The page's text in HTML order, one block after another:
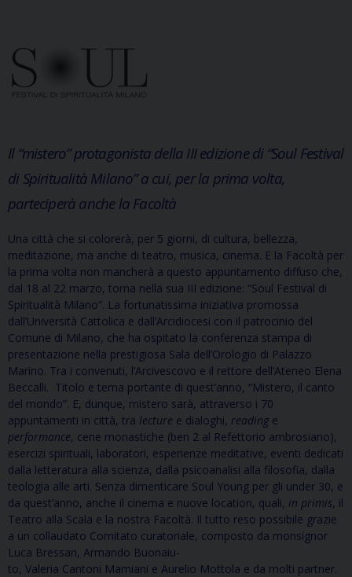
Il “mistero” protagonista della III edizione di “Soul Festival
di Spiritualità Milano” a cui, per la prima volta,
parteciperà anche la Facoltà
Una città che si colorerà, per 5 giorni, di cultura, bellezza,
meditazione, ma anche di teatro, musica, cinema. E la Facoltà per
la prima volta non mancherà a questo appuntamento diffuso che,
dal 18 al 22 marzo, torna nella sua III edizione: “Soul Festival di
Spiritualità Milano”. La fortunatissima iniziativa promossa
dall’Università Cattolica e dall’Arcidiocesi con il patrocinio del
Comune di Milano, che ha ospitato la conferenza stampa di
presentazione nella prestigiosa Sala dell’Orologio di Palazzo
Marino. Tra i convenuti, l’Arcivescovo e il rettore dell’Ateneo Elena
Beccalli. Titolo e tema portante di quest’anno, “Mistero, il canto
del mondo”. E, dunque, mistero sarà, attraverso i 70
appuntamenti in città, tra lecture e dialoghi, reading e
performance, cene monastiche (ben 2 al Refettorio ambrosiano),
esercizi spirituali, laboratori, esperienze meditative, eventi dedicati
dalla letteratura alla scienza, dalla psicoanalisi alla filosofia, dalla
teologia alle arti. Senza dimenticare Soul Young per gli under 30, e
da quest’anno, anche il cinema e nuove location, quali, in primis, il
Teatro alla Scala e la nostra Facoltà. Il tutto reso possibile grazie
a un collaudato Comitato curatoriale, composto da monsignor
Luca Bressan, Armando Buonaiu-
to, Valeria Cantoni Mamiani e Aurelio Mottola e da molti partner.